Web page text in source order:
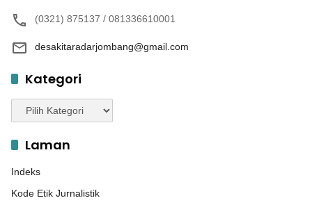
(0321) 875137 / 081336610001
desakitaradarjombang@gmail.com
Kategori
Kategori
Laman
Indeks
Kode Etik Jurnalistik